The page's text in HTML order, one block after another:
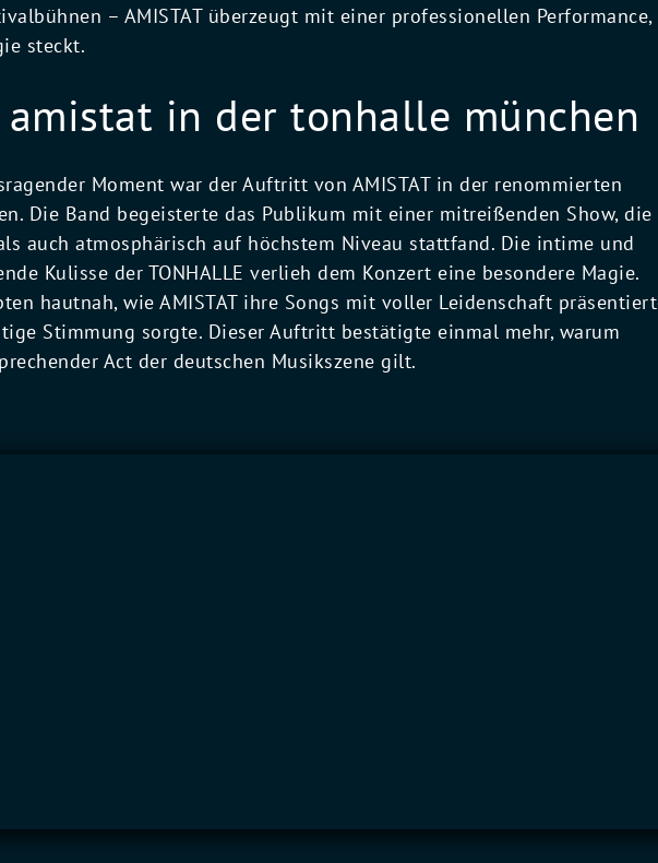
– AMISTAT überzeugt mit einer professionellen Performance,
steckt.
in der tonhalle münchen
Moment war der Auftritt von AMISTAT in der renommierten
Die Band begeisterte das Publikum mit einer mitreißenden Show, die
auch atmosphärisch auf höchstem Niveau stattfand. Die intime und
Kulisse der TONHALLE verlieh dem Konzert eine besondere Magie.
hautnah, wie AMISTAT ihre Songs mit voller Leidenschaft
Stimmung sorgte. Dieser Auftritt bestätigte einmal mehr, warum
Act der deutschen Musikszene gilt.